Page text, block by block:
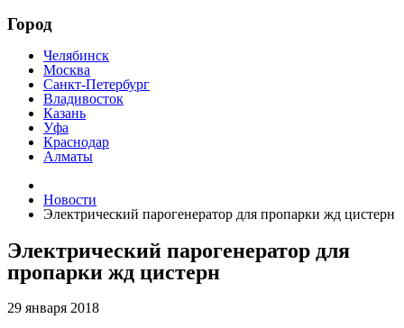
Город
Челябинск
Москва
Санкт-Петербург
Владивосток
Казань
Уфа
Краснодар
Алматы
Новости
Электрический парогенератор для пропарки жд цистерн
Электрический парогенератор для
пропарки жд цистерн
29 января 2018